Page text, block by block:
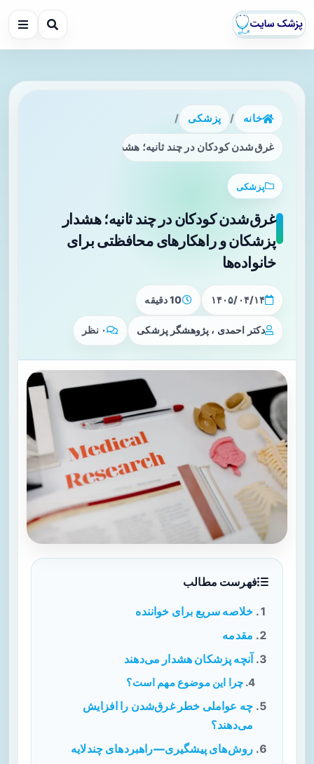
خانه / پزشکی /
غرق‌شدن کودکان در چند ثانیه؛ هشدار پزشکان و راهکارهای
پزشکی
غرق‌شدن کودکان در چند ثانیه؛ هشدار
پزشکان و راهکارهای محافظتی برای
خانواده‌ها
۱۴۰۵/۰۴/۱۴ 10 دقیقه
دکتر احمدی ، پژوهشگر پزشکی ۰ نظر
فهرست مطالب
خلاصه سریع برای خواننده
مقدمه
آنچه پزشکان هشدار می‌دهند
چرا این موضوع مهم است؟
چه عواملی خطر غرق‌شدن را افزایش
می‌دهند؟
روش‌های پیشگیری—راهبردهای چندلایه